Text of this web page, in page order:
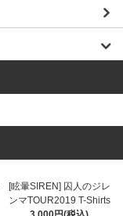
[眩暈SIREN] 囚人のジレ
ンマTOUR2019 T-Shirts